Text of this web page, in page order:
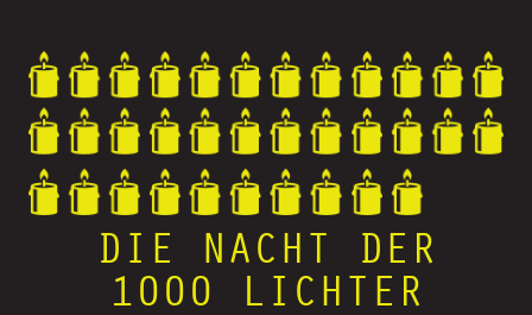
DIE NACHT DER
1000 LICHTER